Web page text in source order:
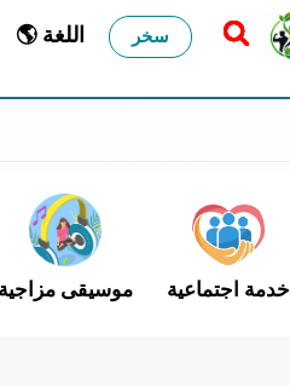
🌎 اللغة سخر
موسيقى مزاجية خدمة اجتماعية